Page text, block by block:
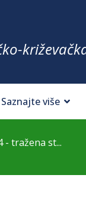
Saznajte više
- tražena st...